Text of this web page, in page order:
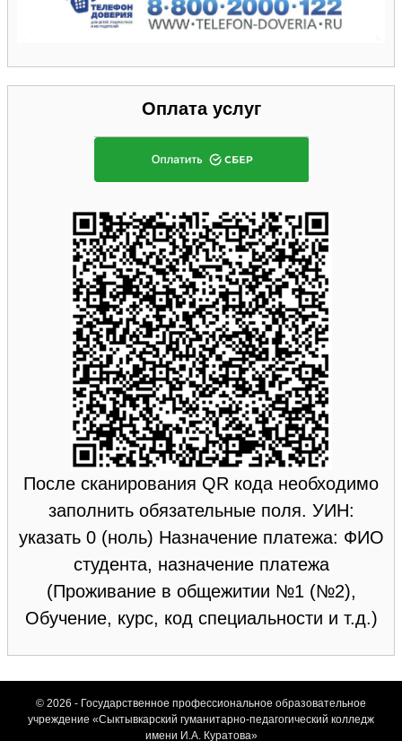
Оплата услуг
После сканирования QR кода необходимо
заполнить обязательные поля. УИН:
указать 0 (ноль) Назначение платежа: ФИО
студента, назначение платежа
(Проживание в общежитии №1 (№2),
Обучение, курс, код специальности и т.д.)
© 2026 - Государственное профессиональное образовательное
учреждение «Сыктывкарский гуманитарно-педагогический колледж
имени И.А. Куратова»